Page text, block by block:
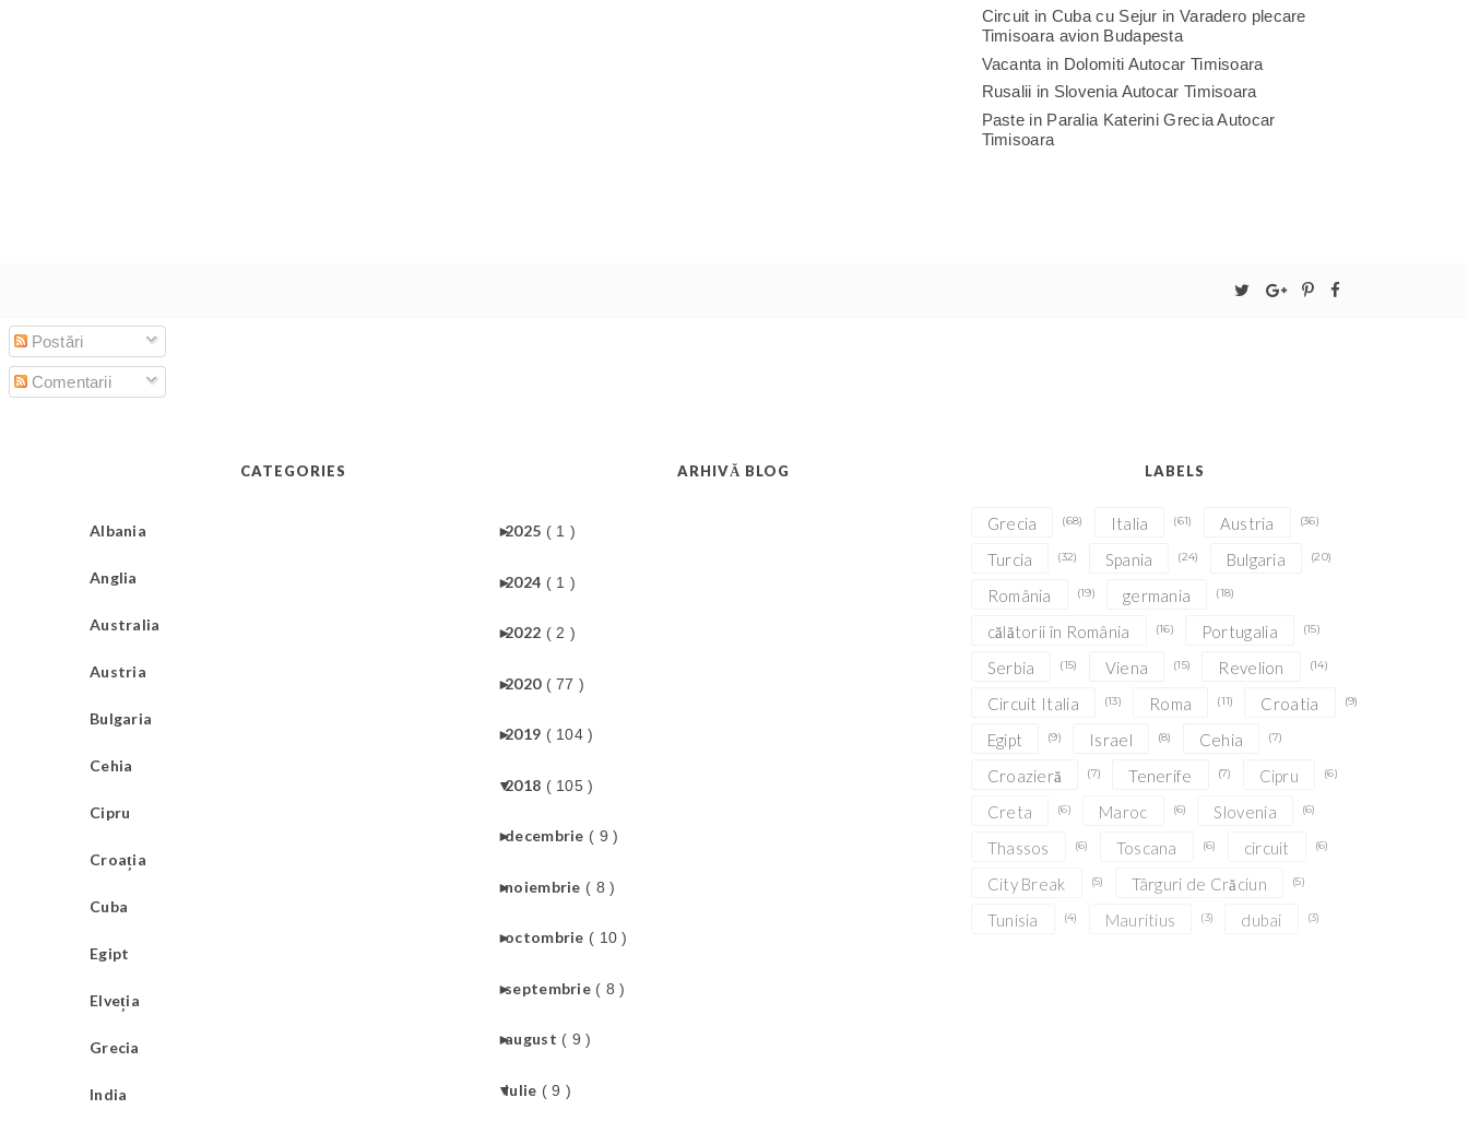
Circuit in Cuba cu Sejur in Varadero plecare
Timisoara avion Budapesta
Vacanta in Dolomiti Autocar Timisoara
Rusalii in Slovenia Autocar Timisoara
Paste in Paralia Katerini Grecia Autocar
Timisoara
Postări
Comentarii
CATEGORIES
Albania
Anglia
Australia
Austria
Bulgaria
Cehia
Cipru
Croația
Cuba
Egipt
Elveția
Grecia
India
ARHIVĂ BLOG
►
2025 ( 1 )
►
2024 ( 1 )
►
2022 ( 2 )
►
2020 ( 77 )
►
2019 ( 104 )
▼
2018 ( 105 )
►
decembrie ( 9 )
►
noiembrie ( 8 )
►
octombrie ( 10 )
►
septembrie ( 8 )
►
august ( 9 )
▼
iulie ( 9 )
LABELS
Grecia (68) Italia (61) Austria (36)
Turcia (32) Spania (24) Bulgaria (20)
România (19) germania (18)
călătorii în România (16) Portugalia (15)
Serbia (15) Viena (15) Revelion (14)
Circuit Italia (13) Roma (11) Croatia (9)
Egipt (9) Israel (8) Cehia (7)
Croazieră (7) Tenerife (7) Cipru (6)
Creta (6) Maroc (6) Slovenia (6)
Thassos (6) Toscana (6) circuit (6)
City Break (5) Târguri de Crăciun (5)
Tunisia (4) Mauritius (3) dubai (3)